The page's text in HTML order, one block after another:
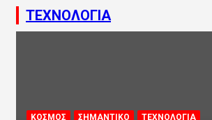
ΤΕΧΝΟΛΟΓΙΑ
ΚΟΣΜΟΣ ΣΗΜΑΝΤΙΚΟ ΤΕΧΝΟΛΟΓΙΑ